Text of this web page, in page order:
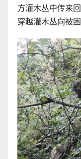
方灌木丛中传来
穿越灌木丛向被